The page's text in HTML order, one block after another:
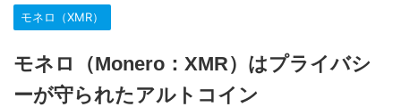
モネロ（XMR）
モネロ（Monero：XMR）はプライバシ
ーが守られたアルトコイン